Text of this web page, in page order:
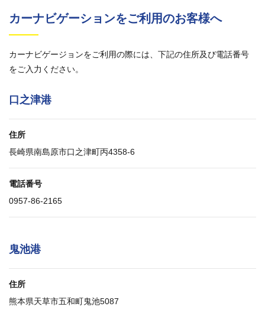
カーナビゲーションをご利用のお客様へ
カーナビゲージョンをご利用の際には、下記の住所及び電話番号
をご入力ください。
口之津港
住所
長崎県南島原市口之津町丙4358-6
電話番号
0957-86-2165
鬼池港
住所
熊本県天草市五和町鬼池5087